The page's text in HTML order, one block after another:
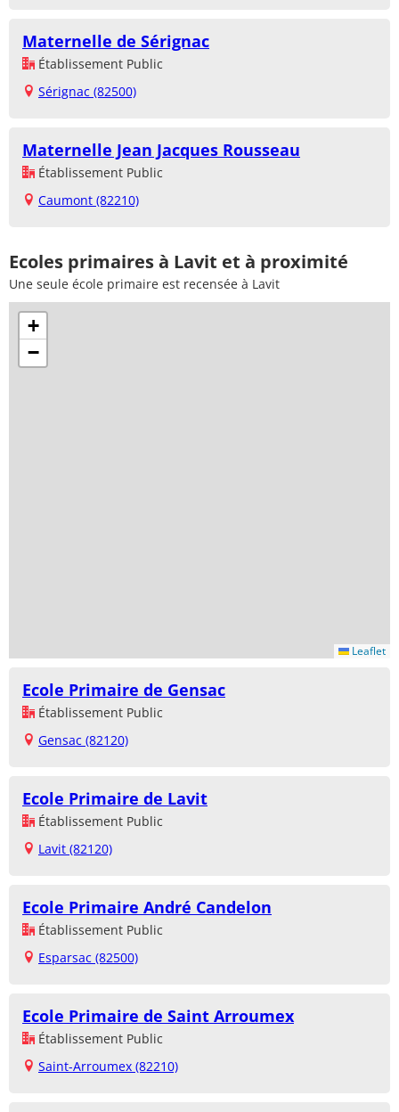
Maternelle de Sérignac
Établissement Public
Sérignac (82500)
Maternelle Jean Jacques Rousseau
Établissement Public
Caumont (82210)
Ecoles primaires à Lavit et à proximité
Une seule école primaire est recensée à Lavit
+
−
Leaflet
Ecole Primaire de Gensac
Établissement Public
Gensac (82120)
Ecole Primaire de Lavit
Établissement Public
Lavit (82120)
Ecole Primaire André Candelon
Établissement Public
Esparsac (82500)
Ecole Primaire de Saint Arroumex
Établissement Public
Saint-Arroumex (82210)